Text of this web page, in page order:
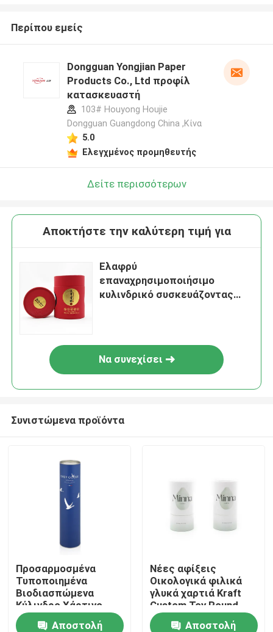
Προϊόντα
βίντεο
Περίπου εμείς
Dongguan Yongjian Paper
Products Co., Ltd προφίλ
κατασκευαστή
103# Houyong Houjie
Dongguan Guangdong China ,Κίνα
5.0
Ελεγχμένος προμηθευτής
Δείτε περισσότερων
Αποκτήστε την καλύτερη τιμή για
Ελαφρύ
επαναχρησιμοποιήσιμο
κυλινδρικό συσκευάζοντας
Να συνεχίσει
Συνιστώμενα προϊόντα
Προσαρμοσμένα
Τυποποιημένα
Βιοδιασπώμενα
Κύλινδρο Χάρτινο
Κάρτορν Κουτιά
Αποστολή
Νέες αφίξεις
Οικολογικά φιλικά
γλυκά χαρτιά Kraft
Custom Toy Round
Tube Αποθήκευση
Αποστολή